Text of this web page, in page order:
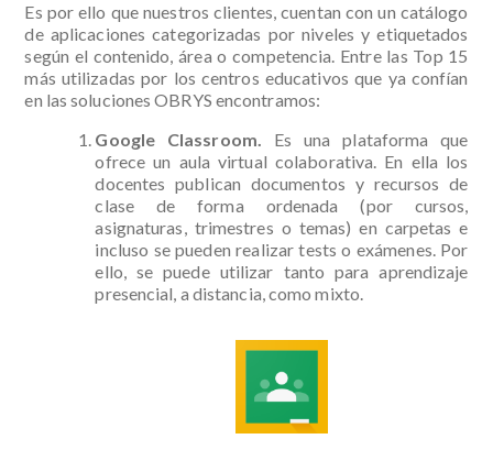
Es por ello que nuestros clientes, cuentan con un catálogo
de aplicaciones categorizadas por niveles y etiquetados
según el contenido, área o competencia. Entre las Top 15
más utilizadas por los centros educativos que ya confían
en las soluciones OBRYS encontramos:
Google Classroom. Es una plataforma que
ofrece un aula virtual colaborativa. En ella los
docentes publican documentos y recursos de
clase de forma ordenada (por cursos,
asignaturas, trimestres o temas) en carpetas e
incluso se pueden realizar tests o exámenes. Por
ello, se puede utilizar tanto para aprendizaje
presencial, a distancia, como mixto.